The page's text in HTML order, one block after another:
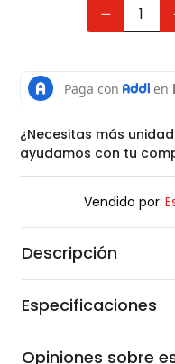
－
¿Necesitas más
ayudamos con tu
Vendido por:
Descripción
Especificaciones
Opiniones sobre